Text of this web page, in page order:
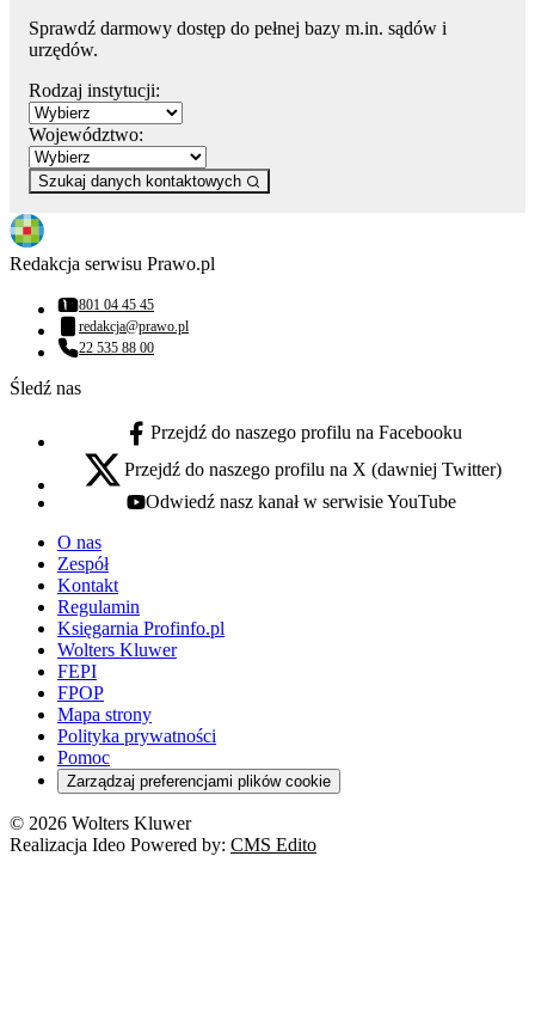
Sprawdź darmowy dostęp do pełnej bazy m.in. sądów i
urzędów.
Rodzaj instytucji:
Województwo:
Szukaj danych kontaktowych
Redakcja serwisu Prawo.pl
Numer telefonu:
801 04 45 45
Adres email:
redakcja@prawo.pl
Numer telefonu:
22 535 88 00
Śledź nas
facebook - otwiera się w nowej karcie
Przejdź do naszego profilu na Facebooku
x - otwiera się w nowej karcie
Przejdź do naszego profilu na X (dawniej Twitter)
youtube - otwiera się w nowej karcie
Odwiedź nasz kanał w serwisie YouTube
O nas
Zespół
Kontakt
Regulamin
Księgarnia Profinfo.pl
Wolters Kluwer
FEPI
FPOP
Mapa strony
Polityka prywatności
Pomoc
Zarządzaj preferencjami plików cookie
© 2026 Wolters Kluwer
Realizacja Ideo Powered by: CMS Edito